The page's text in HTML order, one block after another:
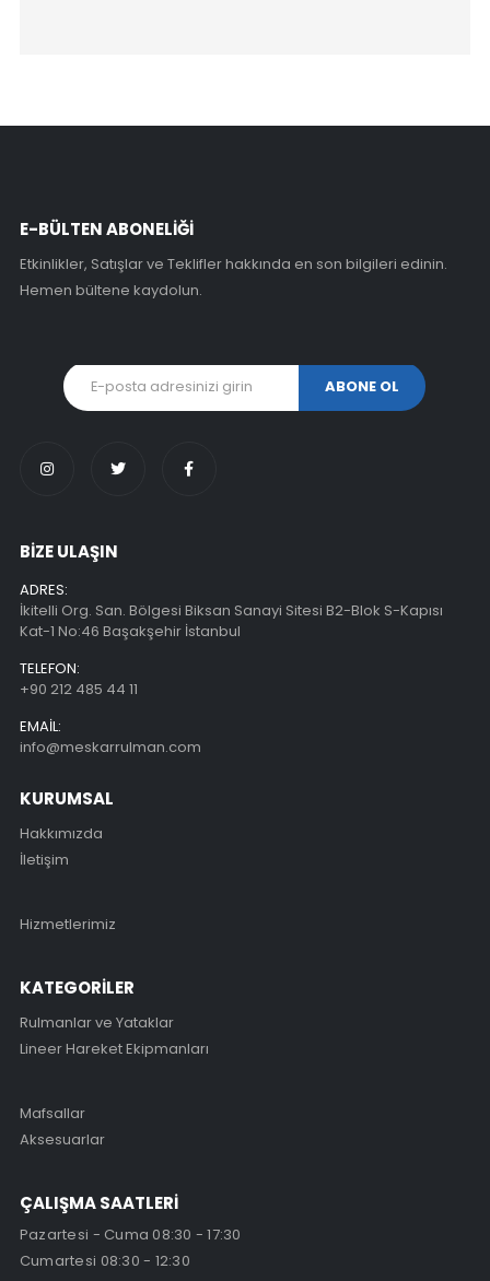
E-BÜLTEN ABONELİĞİ
Etkinlikler, Satışlar ve Teklifler hakkında en son bilgileri edinin.
Hemen bültene kaydolun.
BİZE ULAŞIN
ADRES:
İkitelli Org. San. Bölgesi Biksan Sanayi Sitesi B2-Blok S-Kapısı
Kat-1 No:46 Başakşehir İstanbul
TELEFON:
+90 212 485 44 11
EMAIL:
info@meskarrulman.com
KURUMSAL
Hakkımızda
İletişim
Hizmetlerimiz
KATEGORİLER
Rulmanlar ve Yataklar
Lineer Hareket Ekipmanları
Mafsallar
Aksesuarlar
ÇALIŞMA SAATLERİ
Pazartesi - Cuma 08:30 - 17:30
Cumartesi 08:30 - 12:30